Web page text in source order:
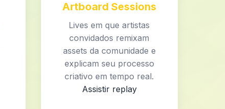
Artboard Sessions
Lives em que artistas
convidados remixam
assets da comunidade e
explicam seu processo
criativo em tempo real.
Assistir replay